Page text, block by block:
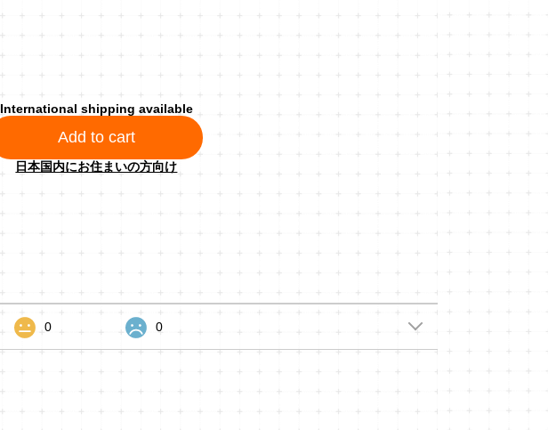
International shipping available
Add to cart
日本国内にお住まいの方向け
0 0